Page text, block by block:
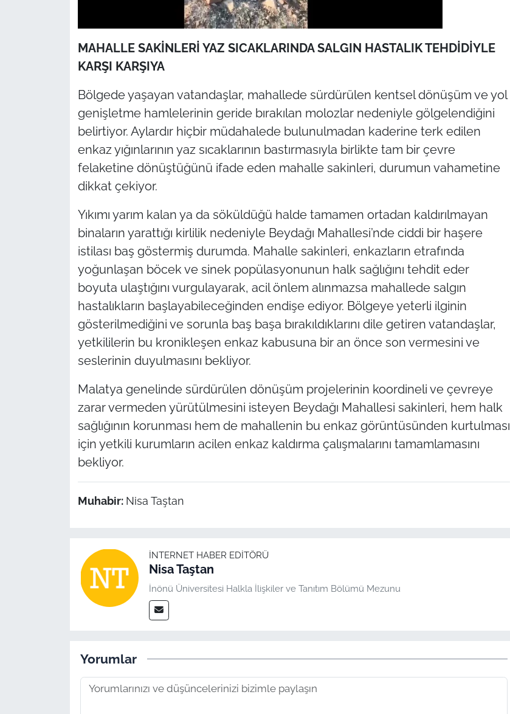
MAHALLE SAKİNLERİ YAZ SICAKLARINDA SALGIN HASTALIK TEHDİDİYLE
KARŞI KARŞIYA
Bölgede yaşayan vatandaşlar, mahallede sürdürülen kentsel dönüşüm ve yol
genişletme hamlelerinin geride bırakılan molozlar nedeniyle gölgelendiğini
belirtiyor. Aylardır hiçbir müdahalede bulunulmadan kaderine terk edilen
enkaz yığınlarının yaz sıcaklarının bastırmasıyla birlikte tam bir çevre
felaketine dönüştüğünü ifade eden mahalle sakinleri, durumun vahametine
dikkat çekiyor.
Yıkımı yarım kalan ya da söküldüğü halde tamamen ortadan kaldırılmayan
binaların yarattığı kirlilik nedeniyle Beydağı Mahallesi’nde ciddi bir haşere
istilası baş göstermiş durumda. Mahalle sakinleri, enkazların etrafında
yoğunlaşan böcek ve sinek popülasyonunun halk sağlığını tehdit eder
boyuta ulaştığını vurgulayarak, acil önlem alınmazsa mahallede salgın
hastalıkların başlayabileceğinden endişe ediyor. Bölgeye yeterli ilginin
gösterilmediğini ve sorunla baş başa bırakıldıklarını dile getiren vatandaşlar,
yetkililerin bu kronikleşen enkaz kabusuna bir an önce son vermesini ve
seslerinin duyulmasını bekliyor.
Malatya genelinde sürdürülen dönüşüm projelerinin koordineli ve çevreye
zarar vermeden yürütülmesini isteyen Beydağı Mahallesi sakinleri, hem halk
sağlığının korunması hem de mahallenin bu enkaz görüntüsünden kurtulması
için yetkili kurumların acilen enkaz kaldırma çalışmalarını tamamlamasını
bekliyor.
Muhabir: Nisa Taştan
İNTERNET HABER EDITÖRÜ
Nisa Taştan
İnönü Üniversitesi Halkla İlişkiler ve Tanıtım Bölümü Mezunu
Yorumlar